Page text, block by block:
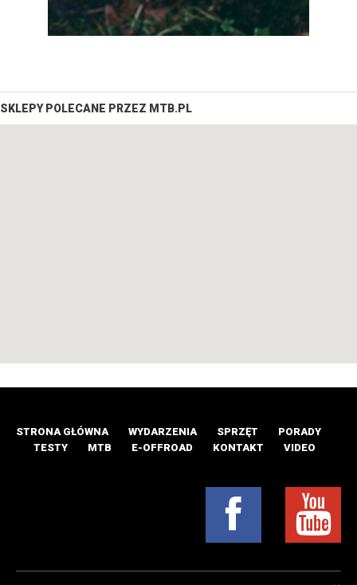
SKLEPY POLECANE PRZEZ MTB.PL
STRONA GŁÓWNA WYDARZENIA SPRZĘT
PORADY
TESTY
MTB E-OFFROAD KONTAKT VIDEO